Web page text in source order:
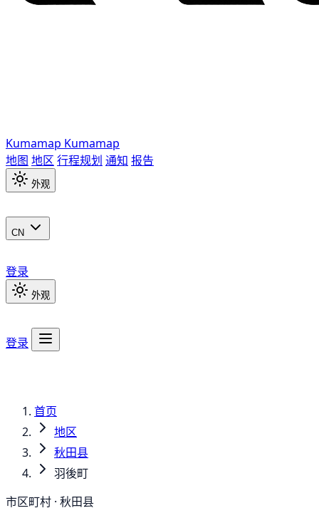
Kumamap Kumamap
地图 地区 行程规划 通知 报告
外观
CN
登录
外观
登录
首页
地区
秋田县
羽後町
市区町村 · 秋田县